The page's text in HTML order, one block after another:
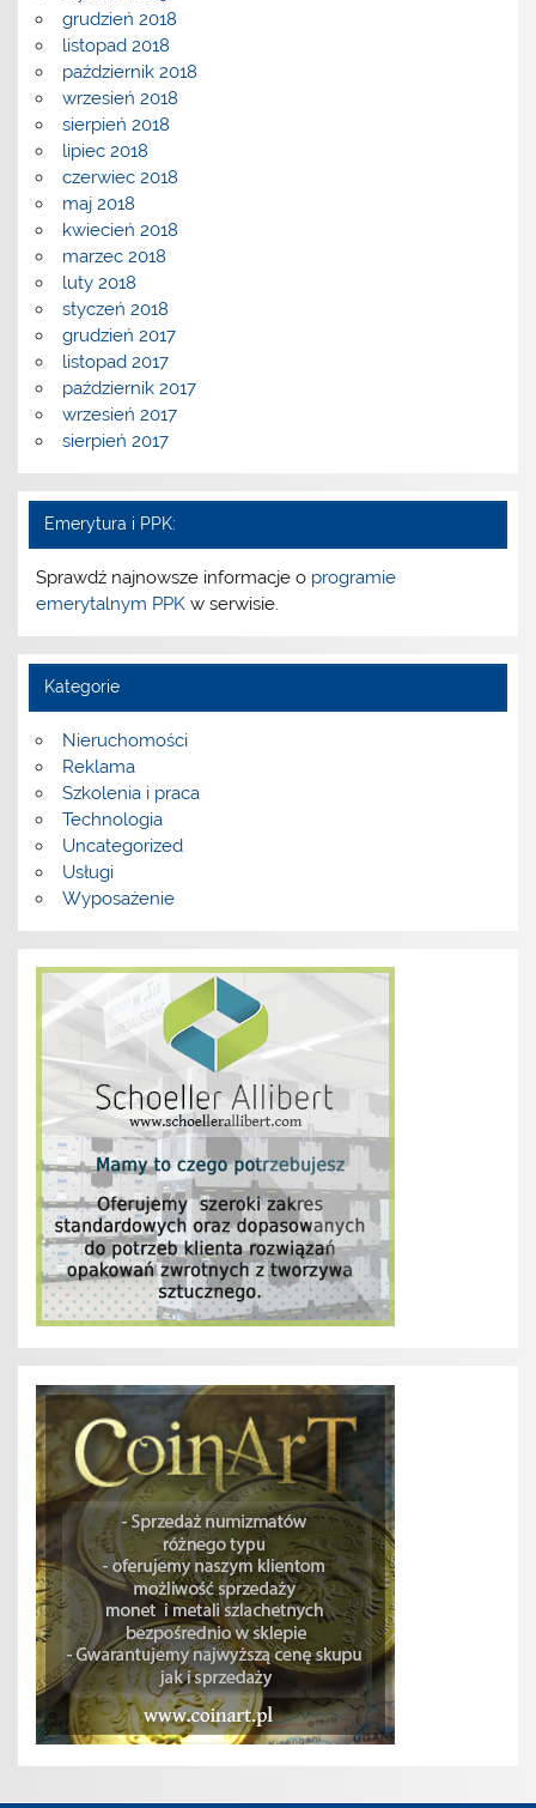
grudzień 2018
listopad 2018
październik 2018
wrzesień 2018
sierpień 2018
lipiec 2018
czerwiec 2018
maj 2018
kwiecień 2018
marzec 2018
luty 2018
styczeń 2018
grudzień 2017
listopad 2017
październik 2017
wrzesień 2017
sierpień 2017
Emerytura i PPK:
Sprawdź najnowsze informacje o programie
emerytalnym PPK w serwisie.
Kategorie
Nieruchomości
Reklama
Szkolenia i praca
Technologia
Uncategorized
Usługi
Wyposażenie